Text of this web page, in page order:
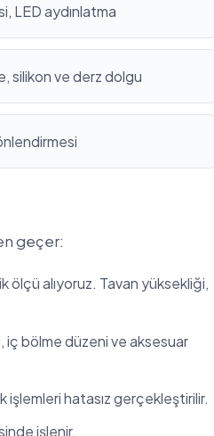
LED aydınlatma
silikon ve derz dolgu
geçer:
alıyoruz. Tavan yüksekliği,
iç bölme düzeni ve aksesuar
işlemleri hatasız gerçekleştirilir.
işlenir.